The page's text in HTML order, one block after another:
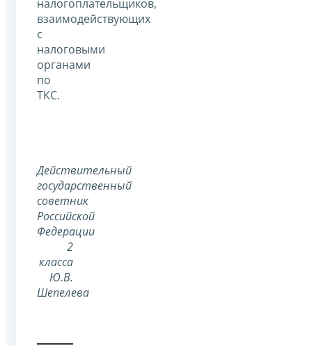
налогоплательщиков,
взаимодействующих
с
налоговыми
органами
по
ТКС.
Действительный
государственный
советник
Российской
Федерации
2
класса
Ю.В.
Шепелева